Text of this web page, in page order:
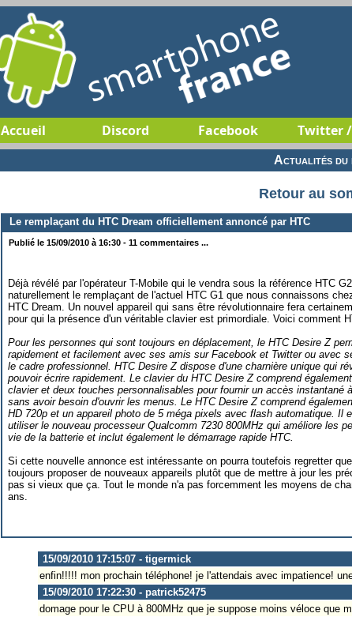
Accueil Discord Facebook Twitter
Actualités du
Retour au
Le remplaçant du HTC Dream officiellement annoncé par HTC
Publié le 15/09/2010 à 16:30 - 11 commentaires ...
Déjà révélé par l'opérateur T-Mobile qui le vendra sous la référence HTC
naturellement le remplaçant de l'actuel HTC G1 que nous connaissons
HTC Dream. Un nouvel appareil qui sans être révolutionnaire fera
pour qui la présence d'un véritable clavier est primordiale. Voici comment
Pour les personnes qui sont toujours en déplacement, le HTC Desire Z
rapidement et facilement avec ses amis sur Facebook et Twitter ou avec
le cadre professionnel. HTC Desire Z dispose d'une charnière unique qui
pouvoir écrire rapidement. Le clavier du HTC Desire Z comprend
clavier et deux touches personnalisables pour fournir un accès instantané
sans avoir besoin d'ouvrir les menus. Le HTC Desire Z comprend
HD 720p et un appareil photo de 5 méga pixels avec flash automatique. Il
utiliser le nouveau processeur Qualcomm 7230 800MHz qui améliore les
vie de la batterie et inclut également le démarrage rapide HTC.
Si cette nouvelle annonce est intéressante on pourra toutefois regretter
toujours proposer de nouveaux appareils plutôt que de mettre à jour les
pas si vieux que ça. Tout le monde n'a pas forcemment les moyens de
ans.
15/09/2010 17:15:07 - tigermick
enfin!!!!! mon prochain téléphone! je l'attendais avec impatience!
15/09/2010 17:22:30 - patrick52475
domage pour le CPU à 800MHz que je suppose moins véloce que